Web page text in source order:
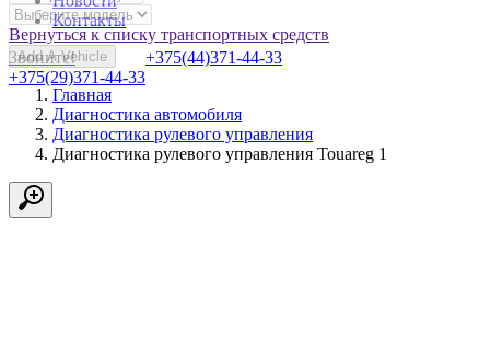
Контакты
Звоните!
+375(29)371-44-33
+375(44)371-44-33
Вернуться к списку транспортных средств
Add A Vehicle
Главная
Диагностика автомобиля
Диагностика рулевого управления
Диагностика рулевого управления Touareg 1